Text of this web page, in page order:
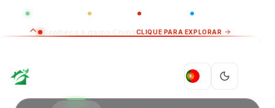
GLOBAL CHINA
PT
Conheça a gama China CLIQUE PARA EXPLORAR